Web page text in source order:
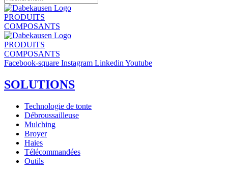
PRODUITS
COMPOSANTS
PRODUITS
COMPOSANTS
Facebook-square Instagram Linkedin Youtube
SOLUTIONS
Technologie de tonte
Débroussailleuse
Mulching
Broyer
Haies
Télécommandées
Outils